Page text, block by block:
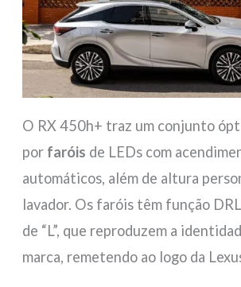
O RX 450h+ traz um conjunto
por faróis de LEDs com
automáticos, além de altura
lavador. Os faróis têm função
de “L”, que reproduzem a
marca, remetendo ao logo da